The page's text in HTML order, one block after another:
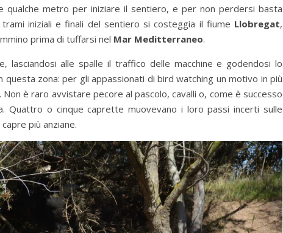
qualche metro per iniziare il sentiero, e per non perdersi basta
trami iniziali e finali del sentiero si costeggia il fiume Llobregat,
prima di tuffarsi nel Mar Meditterraneo.
lasciandosi alle spalle il traffico delle macchine e godendosi lo
questa zona: per gli appassionati di bird watching un motivo in più
è raro avvistare pecore al pascolo, cavalli o, come è successo
Quattro o cinque caprette muovevano i loro passi incerti sulle
più anziane.